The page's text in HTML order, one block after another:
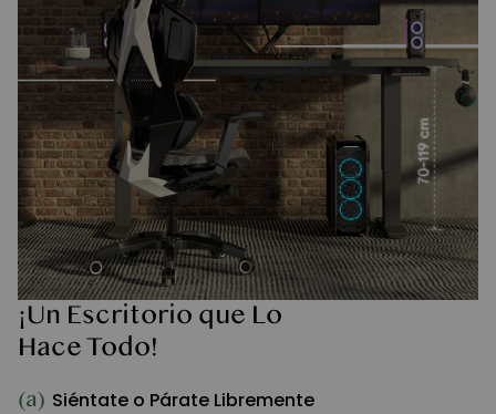
¡Un Escritorio que Lo
Hace Todo!
(a) Siéntate o Párate Libremente